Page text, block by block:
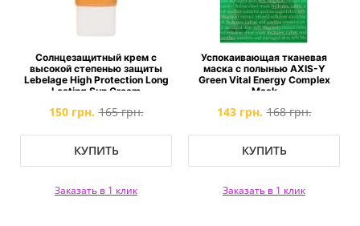
Солнцезащитный крем с
высокой степенью защиты
Lebelage High Protection Long
Lasting Sun Cream
150 грн. 165 грн.
КУПИТЬ
Заказать в 1 клик
Успокаивающая тканевая
маска с полынью AXIS-Y
Green Vital Energy Complex
Mask
143 грн. 168 грн.
КУПИТЬ
Заказать в 1 клик